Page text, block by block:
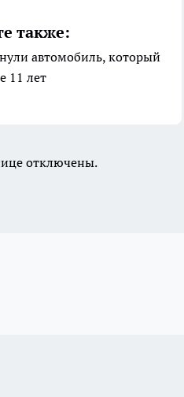
также:
автомобиль, который
11 лет
отключены.